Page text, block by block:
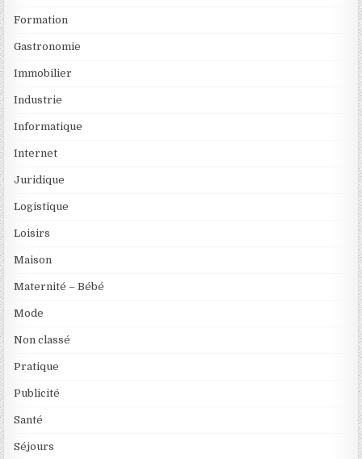
Formation
Gastronomie
Immobilier
Industrie
Informatique
Internet
Juridique
Logistique
Loisirs
Maison
Maternité – Bébé
Mode
Non classé
Pratique
Publicité
Santé
Séjours